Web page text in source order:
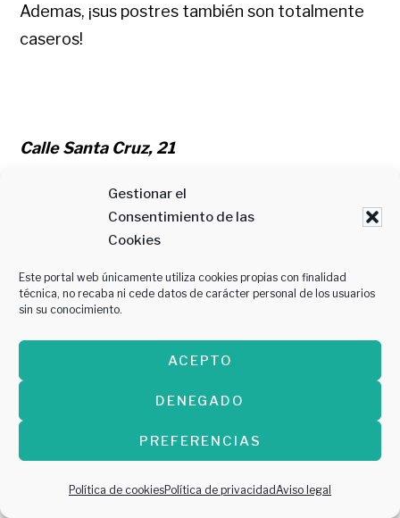
Gestionar el
Consentimiento de las
Cookies
Este portal web únicamente utiliza cookies propias con finalidad
técnica, no recaba ni cede datos de carácter personal de los usuarios
sin su conocimiento.
ACEPTO
DENEGADO
PREFERENCIAS
Política de cookiesPolítica de privacidadAviso legal
Ademas, ¡sus postres también son totalmente
caseros!
Calle Santa Cruz, 21
684 46 88 39
13.- Origen 1952